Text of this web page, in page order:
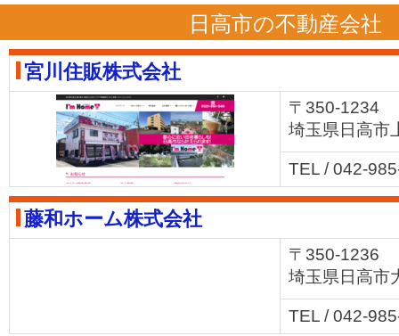
日高市の不動産会社
宮川住販株式会社
〒350-1234
埼玉県日高市
TEL / 042-
藤和ホーム株式会社
〒350-1236
埼玉県日高市
TEL / 042-